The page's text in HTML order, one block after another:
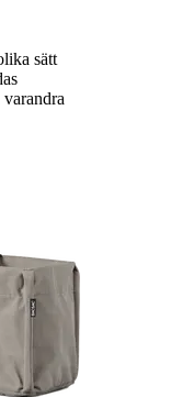
sätt